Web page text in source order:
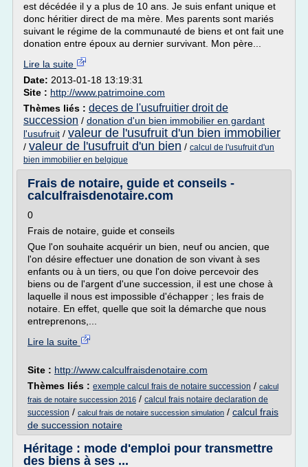
est décédée il y a plus de 10 ans. Je suis enfant unique et
donc héritier direct de ma mère. Mes parents sont mariés
suivant le régime de la communauté de biens et ont fait une
donation entre époux au dernier survivant. Mon père...
Lire la suite
Date: 2013-01-18 13:19:31
Site : http://www.patrimoine.com
Thèmes liés : deces de l'usufruitier droit de
succession / donation d'un bien immobilier en gardant
l'usufruit / valeur de l'usufruit d'un bien immobilier
/ valeur de l'usufruit d'un bien / calcul de l'usufruit d'un
bien immobilier en belgique
Frais de notaire, guide et conseils -
calculfraisdenotaire.com
0
Frais de notaire, guide et conseils
Que l'on souhaite acquérir un bien, neuf ou ancien, que
l'on désire effectuer une donation de son vivant à ses
enfants ou à un tiers, ou que l'on doive percevoir des
biens ou de l'argent d'une succession, il est une chose à
laquelle il nous est impossible d'échapper ; les frais de
notaire. En effet, quelle que soit la démarche que nous
entreprenons,...
Lire la suite
Site : http://www.calculfraisdenotaire.com
Thèmes liés : exemple calcul frais de notaire succession / calcul
frais de notaire succession 2016 / calcul frais notaire declaration de
succession / calcul frais de notaire succession simulation / calcul frais
de succession notaire
Héritage : mode d'emploi pour transmettre
des biens à ses ...